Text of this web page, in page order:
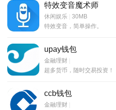
特效变音魔术师
休闲娱乐 | 30MB
特效变音，简单操作。
upay钱包
金融理财 |
超多货币，随时交易投资！
ccb钱包
金融理财 |